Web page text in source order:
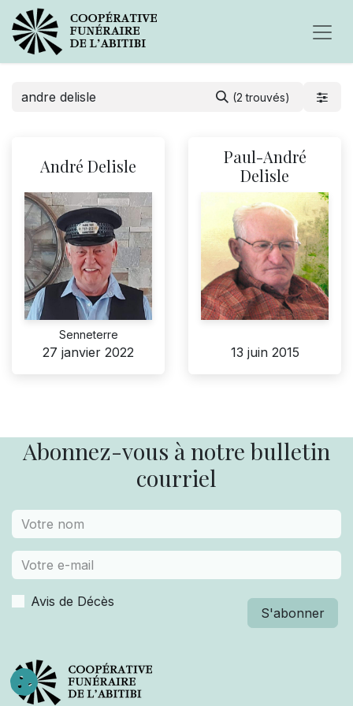
(2 trouvés)
André Delisle
Senneterre
27 janvier 2022
Paul-André
Delisle
13 juin 2015
Abonnez-vous à notre bulletin
courriel
Avis de Décès
S'abonner